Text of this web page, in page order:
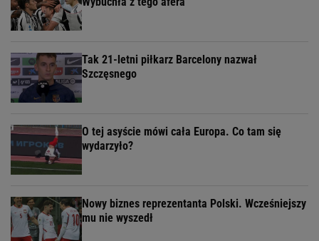
Tak 21-letni piłkarz Barcelony nazwał
Szczęsnego
O tej asyście mówi cała Europa. Co tam się
wydarzyło?
Nowy biznes reprezentanta Polski. Wcześniejszy
mu nie wyszedł